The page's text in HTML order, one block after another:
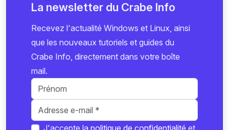
La newsletter du Crabe Info
Recevez l'actualité Windows et Linux, ainsi
que les nouveaux tutoriels et guides du
Crabe Info, directement dans votre boîte
mail.